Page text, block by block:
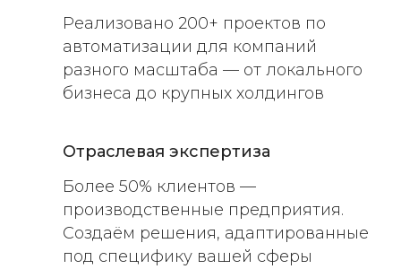
Реализовано 200+ проектов по
автоматизации для компаний
разного масштаба — от локального
бизнеса до крупных холдингов
Отраслевая экспертиза
Более 50% клиентов —
производственные предприятия.
Создаём решения, адаптированные
под специфику вашей сферы